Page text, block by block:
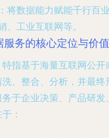
：将数据能力赋能千行百
、工业互联网等。
服务的核心定位与价值
指基于海量互联网公
、整合、分析，并最
于企业决策、产品研
：